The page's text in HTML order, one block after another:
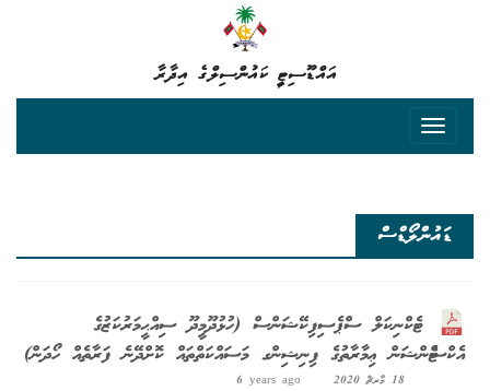
އައްޑޫސިޓީ ކައުންސިލްގެ އިދާރާ
ޑައުންލޯޑްސް
ޓެކްނިކަލް ސްޕެސިފިކޭޝަންސް (ހުޅުދޫމީދޫ ސިއްޙީމަރުކަޒުގެ
އެކްސްޓެންޝަން ޢިމާރާތުގެ ފިނިޝިންގ މަސައްކަތްތައް ކޮށްދޭނެ ފަރާތެއް ހޯދަން)
18 މާރޗް 2020 6 years ago